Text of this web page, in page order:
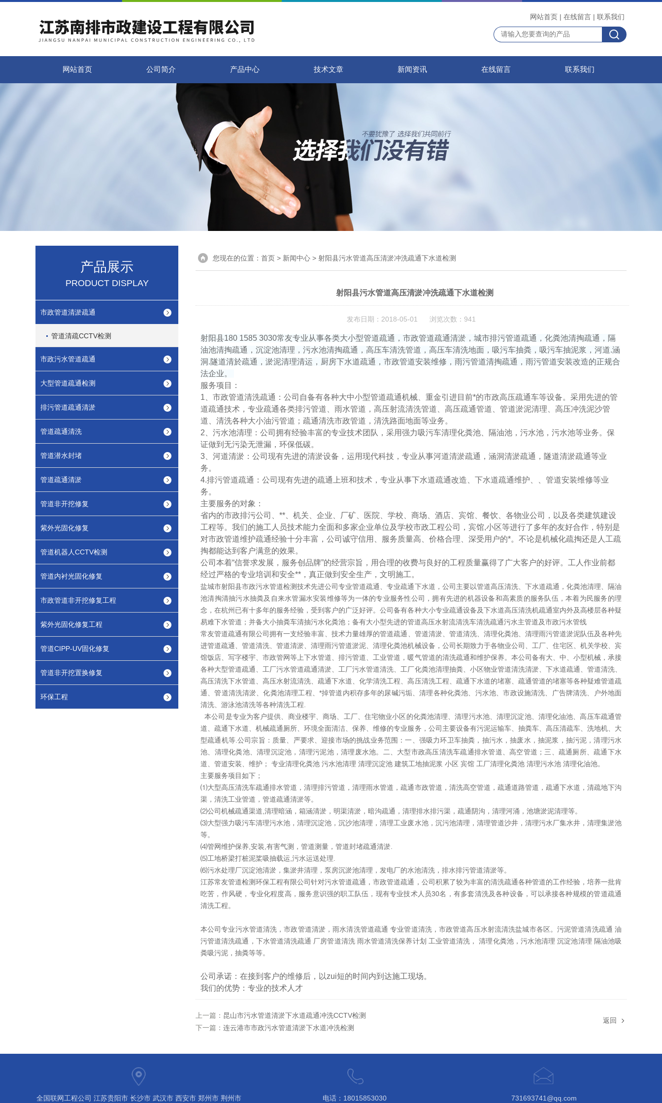
网站首页 | 在线留言 | 联系我们
网站首页 公司简介 产品中心 技术文章 新闻资讯 在线留言 联系我们
产品展示
PRODUCT DISPLAY
市政管道清淤疏通
管道清疏CCTV检测
市政污水管道疏通
大型管道疏通检测
排污管道疏通清淤
管道疏通清洗
管道潜水封堵
管道疏通清淤
管道非开挖修复
紫外光固化修复
管道机器人CCTV检测
管道内衬光固化修复
市政管道非开挖修复工程
紫外光固化修复工程
管道CIPP-UV固化修复
管道非开挖置换修复
环保工程
您现在的位置： 首页 > 新闻中心 > 射阳县污水管道高压清淤冲洗疏通下水道检测
射阳县污水管道高压清淤冲洗疏通下水道检测
发布日期：2018-05-01 浏览次数：941
射阳县180 1585 3030常友专业从事各类大小型管道疏通，市政管道疏通清淤，城市排污管道疏通，化粪池清掏疏通，隔
油池清掏疏通，沉淀池清理，污水池清掏疏通，高压车清洗管道，高压车清洗地面，吸污车抽粪，吸污车抽泥浆，河道.涵
洞.隧道清於疏通，淤泥清理清运，厨房下水道疏通，市政管道安装维修，雨污管道清掏疏通，雨污管道安装改造的正规合
法企业。
服务项目：
1、市政管道清洗疏通：公司自备有各种大中小型管道疏通机械、重金引进目前*的市政高压疏通车等设备。采用先进的管
道疏通技术，专业疏通各类排污管道、雨水管道，高压射流清洗管道、高压疏通管道、管道淤泥清理、高压冲洗泥沙管
道、清洗各种大小油污管道；疏通清洗市政管道，清洗路面地面等业务。
2、污水池清理：公司拥有经验丰富的专业技术团队，采用强力吸污车清理化粪池、隔油池，污水池，污水池等业务。保
证做到无污染无泄漏，环保低碳。
3、河道清淤：公司现有先进的清淤设备，运用现代科技，专业从事河道清淤疏通，涵洞清淤疏通，隧道清淤疏通等业
务。
4.排污管道疏通：公司现有先进的疏通上班和技术，专业从事下水道疏通改造、下水道疏通维护、、管道安装维修等业
务。
主要服务的对象：
省内的市政排污公司、**、机关、企业、厂矿、医院、学校、商场、酒店、宾馆、餐饮、各物业公司，以及各类建筑建设
工程等。我们的施工人员技术能力全面和多家企业单位及学校市政工程公司，宾馆,小区等进行了多年的友好合作，特别是
对市政管道维护疏通经验十分丰富，公司诚守信用、服务质量高、价格合理、深受用户的*。不论是机械化疏掏还是人工疏
掏都能达到客户满意的效果。
公司本着“信誉求发展，服务创品牌”的经营宗旨，用合理的收费与良好的工程质量赢得了广大客户的好评。工人作业前都
经过严格的专业培训和安全**，真正做到安全生产，文明施工。
盐城市射阳县市政污水管道检测技术先进公司专业管道疏通、专业疏通下水道，公司主要以管道高压清洗、下水道疏通，化粪池清理、隔油
池清掏清抽污水抽粪及自来水管漏水安装维修等为一体的专业服务性公司，拥有先进的机器设备和高素质的服务队伍，本着为民服务的理
念，在杭州已有十多年的服务经验，受到客户的广泛好评。公司备有各种大小专业疏通设备及下水道高压清洗机疏通室内外及高楼层各种疑
易难下水管道；并备大小抽粪车清抽污水化粪池；备有大小型先进的管道高压水射流清洗车清洗疏通污水主管道及市政污水管线
常友管道疏通有限公司拥有一支经验丰富、技术力量​‌‌雄厚的管道疏通、管道清淤、管道清洗、清理化粪池、清理雨污管道淤泥队伍及各种先
进管道疏通、管道清洗、管道清淤、清理雨污管道淤泥、清理化粪池机械设备，公司长期致力于各物业公司、工厂、住宅区、机关学校、宾
馆饭店、写字楼宇、市政管网等上下水管道、排污管道、工业管道，暖气管道的清洗疏通和维护保养。本公司备有大、中、小型机械，承接
各种大型管道疏通、工厂污水管道疏通清淤、工厂污水管道清洗、工厂化粪池清理抽粪、小区物业管道清洗清淤、下水道疏通、管道清洗、
高压清洗下水管道、高压水射流清洗、疏通下水道、化学清洗工程、高压清洗工程、疏通下水道的堵塞、疏通管道的堵塞等各种疑难管道疏
通、管道清洗清淤、化粪池清理工程、*掉管道内积存多年的尿碱污垢、清理各种化粪池、污水池、市政设施清洗、广告牌清洗、户外地面
清洗、游泳池清洗等各种清洗工程.
本公司是专业为客户提供、商业楼宇、商场、工厂、住宅物业小区的化粪池清理、清理污水池、清理沉淀池、清理化油池、高压车疏通管
道、疏通下水道、机械疏通厕所、环境全面清洁、保养、维修的专业服务，公司主要设备有污泥运输车、抽粪车、高压清疏车、洗地机、大
型疏通机等.公司宗旨：质量、严要求、迎接市场的挑战业务范围：一、强吸力环卫车抽粪，抽污水，抽废水，抽泥浆，抽污泥，清理污水
池、清理化粪池、清理沉淀池，清理污泥池，清理废水池。二、大型市政高压清洗车疏通排水管道、高空管道；三、疏通厕所、疏通下水
道、管道安装、维护； 专业清理化粪池 污水池清理 清理沉淀池 建筑工地抽泥浆 小区 宾馆 工厂清理化粪池 清理污水池 清理化油池。
主要服务项目如下；
⑴大型高压清洗车疏通排水管道，清理排污管道，清理雨水管道，疏通市政管道，清洗高空管道，疏通道路管道，疏通下水道，清疏地下沟
渠，清洗工业管道，管道疏通清淤等。
⑵公司机械疏通渠道,清理暗涵，箱涵清淤，明渠清淤，暗沟疏通，清理排水排污渠，疏通阴沟，清理河涌，池塘淤泥清理等。
⑶大型强力吸污车清理污水池，清理沉淀池，沉沙池清理，清理工业废水池，沉污池清理，清理管道沙井，清理污水厂集水井，清理集淤池
等。
⑷管网维护保养,安装,有害气测，管道测量，管道封堵疏通清淤.
⑸工地桥梁打桩泥桨吸抽载运,污水运送处理.
⑹污水处理厂沉淀池清淤，集淤井清理，泵房沉淤池清理，发电厂的水池清洗，排水排污管道清淤等。
江苏常友管道检测环保工程有限公司针对污水管道疏通，市政管道疏通，公司积累了较为丰富的清洗疏通各种管道的工作经验，培养一批肯
吃苦，作风硬，专业化程度高，服务意识强的职工队伍，现有专业技术人员30名，有多套清洗及各种设备，可以承接各种规模的管道疏通
清洗工程。
本公司专业污水管道清洗，市政管道清淤，雨水清洗管道疏通 专业管道清洗，市政管道高压水射流清洗盐城市各区。污泥管道清洗疏通 油
污管道清洗疏通，下水管道清洗疏通 厂房管道清洗 雨水管道清洗保养计划 工业管道清洗， 清理化粪池，污水池清理 沉淀池清理 隔油池吸
粪吸污泥，抽粪等等。
公司承诺：在接到客户的维修后，以zui短的时间内到达施工现场。
我们的优势：专业的技术人才
上一篇： 昆山市污水管道清淤下水道疏通冲洗CCTV检测
下一篇： 连云港市市政污水管道清淤下水道冲洗检测
返回
全国联网工程公司 江苏贵阳市 长沙市 武汉市 西安市 郑州市 荆州市 电话：18015853030 731693741@qq.com